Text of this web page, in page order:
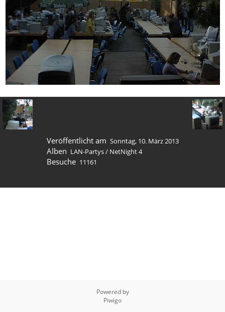
Veröffentlicht am Sonntag, 10. März 2013
Alben LAN-Partys/ NetNight 4
Besuche 11161
Powered by
Piwigo